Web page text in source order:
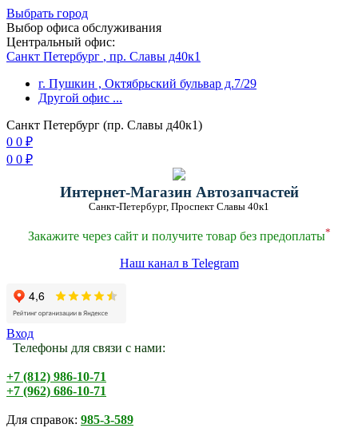
Выбрать город
Выбор офиса обслуживания
Центральный офис:
Санкт Петербург , пр. Славы д40к1
г. Пушкин , Октябрьский бульвар д.7/29
Другой офис ...
Санкт Петербург (пр. Славы д40к1)
0 0 ₽
0 0 ₽
Интернет-Магазин Автозапчастей
Санкт-Петербург, Проспект Славы 40к1
Закажите через сайт и получите товар без предоплаты*
Наш канал в Telegram
Вход
Телефоны для связи с нами:
+7 (812) 986-10-71
+7 (962) 686-10-71
Для справок: 985-3-589